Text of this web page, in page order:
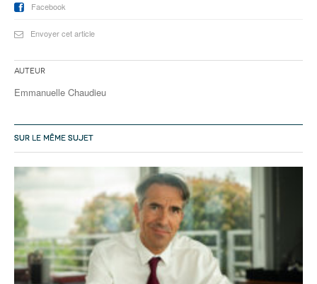
Facebook
Envoyer cet article
Auteur
Emmanuelle Chaudieu
SUR LE MÊME SUJET